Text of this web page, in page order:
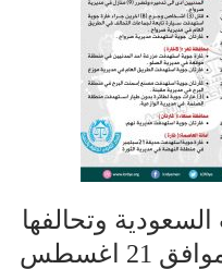
السعودية وتحالفها
في اليمن ليوم الاثنين الموافق 21 اغسطس